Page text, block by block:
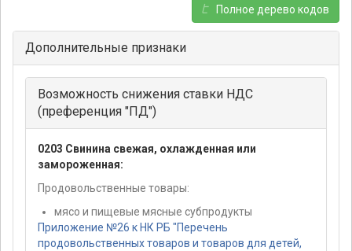
Полное дерево кодов
Дополнительные признаки
Возможность снижения ставки НДС
(преференция "ПД")
0203 Свинина свежая, охлажденная или
замороженная:
Продовольственные товары:
мясо и пищевые мясные субпродукты
Приложение №26 к НК РБ "Перечень
продовольственных товаров и товаров для детей,